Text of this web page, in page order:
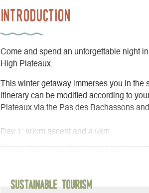
Introduction
Come and spend an unforgettable night
High Plateaux.
This winter getaway immerses you in
itinerary can be modified according to
Plateaux via the Pas des Bachassons
Day 1: 800m ascent and 4.5km
Sustainable Tourism